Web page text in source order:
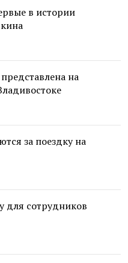
в истории
на
за поездку на
для сотрудников